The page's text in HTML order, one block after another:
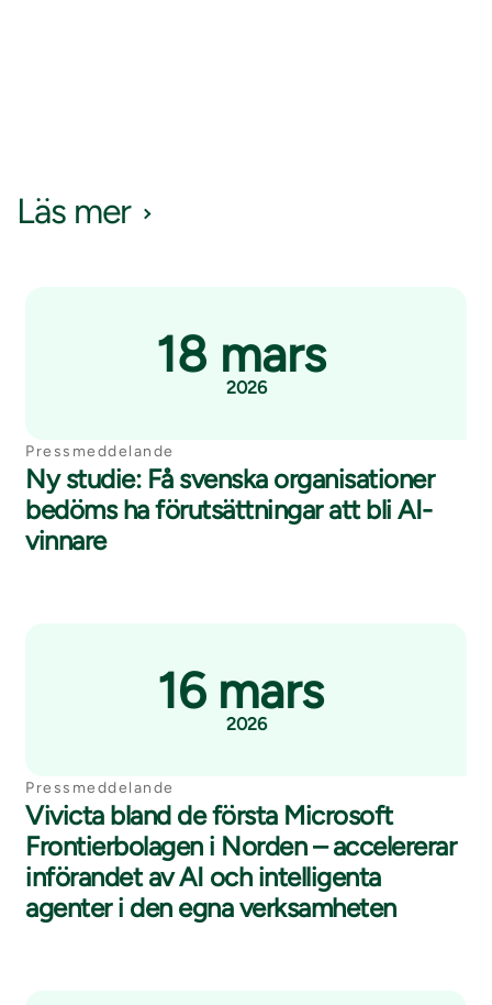
Läs mer
18 mars
2026
Pressmeddelande
Ny studie: Få svenska organisationer
bedöms ha förutsättningar att bli AI-
vinnare
16 mars
2026
Pressmeddelande
Vivicta bland de första Microsoft
Frontierbolagen i Norden – accelererar
införandet av AI och intelligenta
agenter i den egna verksamheten